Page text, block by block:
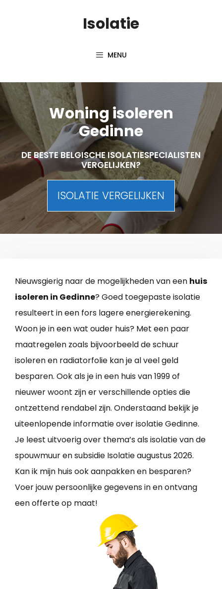
Isolatie
MENU
Woning isoleren
Gedinne
DE BESTE BELGISCHE ISOLATIESPECIALISTEN
VERGELIJKEN?
ISOLATIE VERGELIJKEN
Nieuwsgierig naar de mogelijkheden van een huis
isoleren in Gedinne? Goed toegepaste isolatie
resulteert in een fors lagere energierekening.
Woon je in een wat ouder huis? Met een paar
maatregelen zoals bijvoorbeeld de schuur
isoleren en radiatorfolie kan je al veel geld
besparen. Ook als je in een huis van 1999 of
nieuwer woont zijn er verschillende opties die
ontzettend rendabel zijn. Onderstaand bekijk je
uiteenlopende informatie over isolatie Gedinne.
Je leest uitvoerig over thema’s als isolatie van de
spouwmuur en subsidie Isolatie augustus 2026.
Kan ik mijn huis ook aanpakken en besparen?
Voer jouw persoonlijke gegevens in en ontvang
een offerte op maat!